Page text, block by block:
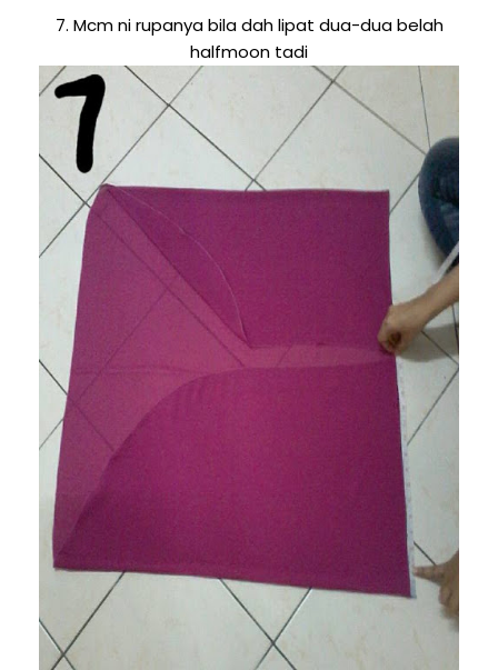
7. Mcm ni rupanya bila dah lipat dua-dua belah
halfmoon tadi